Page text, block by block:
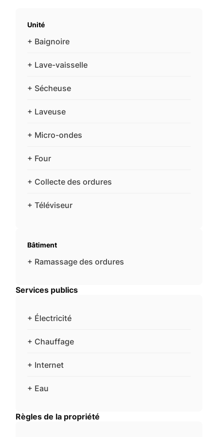
Unité
+ Baignoire
+ Lave-vaisselle
+ Sécheuse
+ Laveuse
+ Micro-ondes
+ Four
+ Collecte des ordures
+ Téléviseur
Bâtiment
+ Ramassage des ordures
Services publics
+ Électricité
+ Chauffage
+ Internet
+ Eau
Règles de la propriété